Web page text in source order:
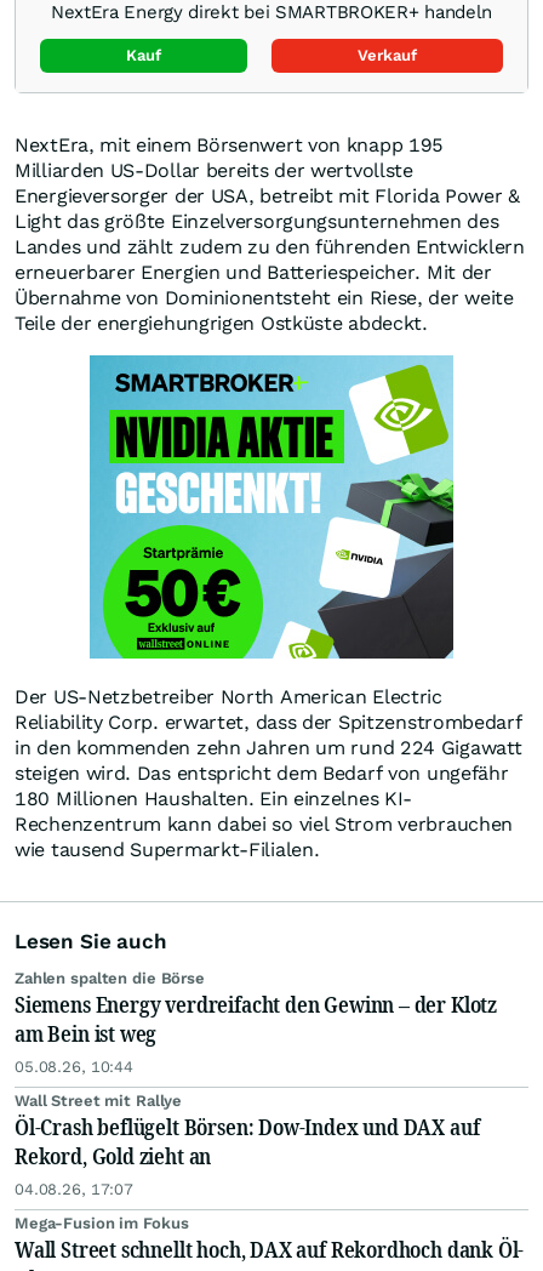
NextEra Energy direkt bei SMARTBROKER+ handeln
Kauf Verkauf
NextEra, mit einem Börsenwert von knapp 195
Milliarden US-Dollar bereits der wertvollste
Energieversorger der USA, betreibt mit Florida Power &
Light das größte Einzelversorgungsunternehmen des
Landes und zählt zudem zu den führenden Entwicklern
erneuerbarer Energien und Batteriespeicher. Mit der
Übernahme von Dominionentsteht ein Riese, der weite
Teile der energiehungrigen Ostküste abdeckt.
Der US-Netzbetreiber North American Electric
Reliability Corp. erwartet, dass der Spitzenstrombedarf
in den kommenden zehn Jahren um rund 224 Gigawatt
steigen wird. Das entspricht dem Bedarf von ungefähr
180 Millionen Haushalten. Ein einzelnes KI-
Rechenzentrum kann dabei so viel Strom verbrauchen
wie tausend Supermarkt-Filialen.
Lesen Sie auch
Zahlen spalten die Börse
Siemens Energy verdreifacht den Gewinn – der Klotz
am Bein ist weg
05.08.26, 10:44
Wall Street mit Rallye
Öl-Crash beflügelt Börsen: Dow-Index und DAX auf
Rekord, Gold zieht an
04.08.26, 17:07
Mega-Fusion im Fokus
Wall Street schnellt hoch, DAX auf Rekordhoch dank Öl-